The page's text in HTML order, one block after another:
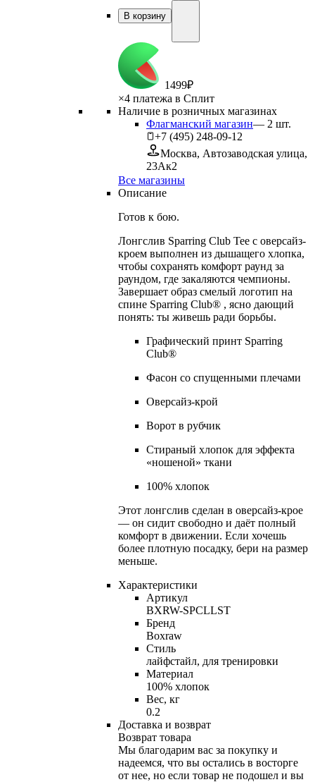
В корзину
1499₽
×4 платежа в Сплит
Наличие в розничных магазинах
Флагманский магазин— 2 шт.
+7 (495) 248-09-12
Москва, Автозаводская улица,
23Ак2
Все магазины
Описание
Готов к бою.
Лонгслив Sparring Club Tee с оверсайз-
кроем выполнен из дышащего хлопка,
чтобы сохранять комфорт раунд за
раундом, где закаляются чемпионы.
Завершает образ смелый логотип на
спине Sparring Club® , ясно дающий
понять: ты живешь ради борьбы.
Графический принт Sparring
Club®
Фасон со спущенными плечами
Оверсайз-крой
Ворот в рубчик
Стираный хлопок для эффекта
«ношеной» ткани
100% хлопок
Этот лонгслив сделан в оверсайз-крое
— он сидит свободно и даёт полный
комфорт в движении. Если хочешь
более плотную посадку, бери на размер
меньше.
Характеристики
Артикул
BXRW-SPCLLST
Бренд
Boxraw
Стиль
лайфстайл, для тренировки
Материал
100% хлопок
Вес, кг
0.2
Доставка и возврат
Возврат товара
Мы благодарим вас за покупку и
надеемся, что вы остались в восторге
от нее, но если товар не подошел и вы